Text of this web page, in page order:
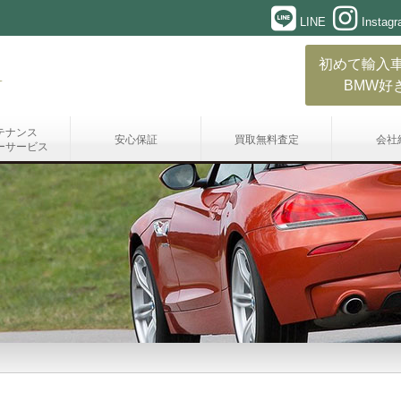
LINE
初めて輸入
BMW好
ナンス
サービス
安心保証 買取無料査定 会社